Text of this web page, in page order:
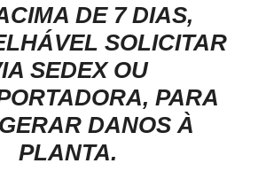
DE 7 DIAS,
SOLICITAR
SEDEX OU
PARA
DANOS À
PLANTA.